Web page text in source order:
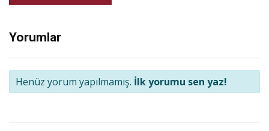
Yorumlar
Henüz yorum yapılmamış. İlk yorumu sen yaz!